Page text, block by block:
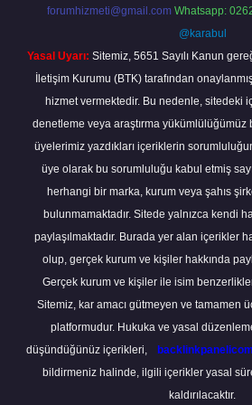
forumhizmeti@gmail.com Whatsapp:
@karabul
Yasal Uyarı: Sitemiz, 5651 Sayılı Kanun
İletişim Kurumu (BTK) tarafından
hizmet vermektedir. Bu nedenle, sitedeki
denetleme veya araştırma yükümlülüğümüz
üyelerimiz yazdıkları içeriklerin
üye olarak bu sorumluluğu kabul etmiş
herhangi bir marka, kurum veya şahıs
bulunmamaktadır. Sitede yalnızca kendi
paylaşılmaktadır. Burada yer alan içerikler
olup, gerçek kurum ve kişiler hakkında
Gerçek kurum ve kişiler ile isim
Sitemiz, kar amacı gütmeyen ve tamamen
platformudur. Hukuka ve yasal
düşündüğünüz içerikleri,
bildirmeniz halinde, ilgili içerikler yasal
kaldırılacaktır.